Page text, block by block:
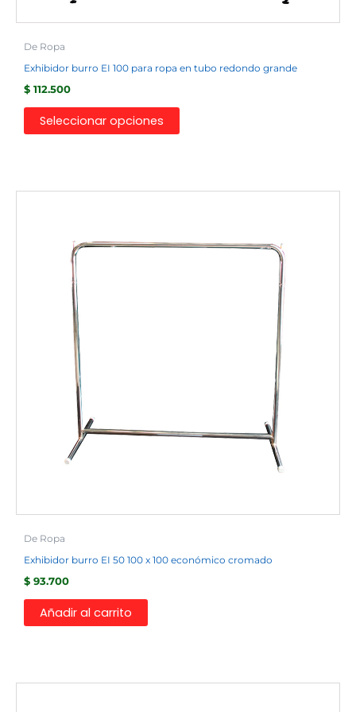
De Ropa
Exhibidor burro EI 100 para ropa en tubo redondo grande
$ 112.500
Seleccionar opciones
De Ropa
Exhibidor burro EI 50 100 x 100 económico cromado
$ 93.700
Añadir al carrito